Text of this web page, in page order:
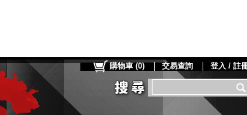
購物車 (0) 交易查詢 登入 / 註